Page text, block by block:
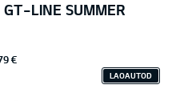
LINE SUMMER
€
LAOAUTOD